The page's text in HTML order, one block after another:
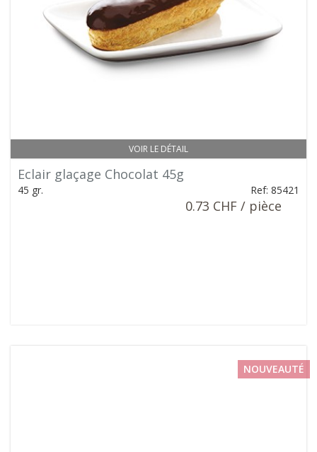
VOIR LE DÉTAIL
Eclair glaçage Chocolat 45g
45 gr. Ref: 85421
0.73 CHF / pièce
NOUVEAUTÉ